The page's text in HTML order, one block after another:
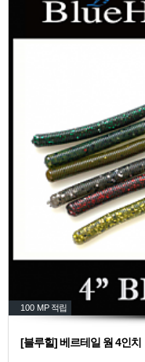
100 MP 적립
[블루힐] 베르테일 웜 4인치